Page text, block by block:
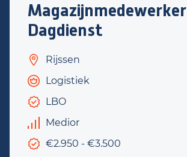
Magazijnmedewerker
Dagdienst
Rijssen
Logistiek
LBO
Medior
€2.950 - €3.500